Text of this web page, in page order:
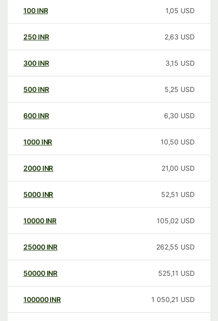
100 INR 1,05 USD
250 INR 2,63 USD
300 INR 3,15 USD
500 INR 5,25 USD
600 INR 6,30 USD
1000 INR 10,50 USD
2000 INR 21,00 USD
5000 INR 52,51 USD
10000 INR 105,02 USD
25000 INR 262,55 USD
50000 INR 525,11 USD
100000 INR 1 050,21 USD